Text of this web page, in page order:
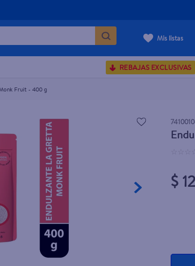
Mis listas
REBAJAS EXCLUSIVAS
Fruit - 400 g
$